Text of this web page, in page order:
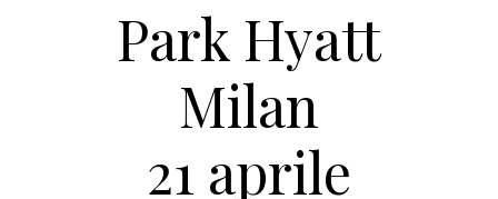
Park Hyatt
Milan
21 aprile